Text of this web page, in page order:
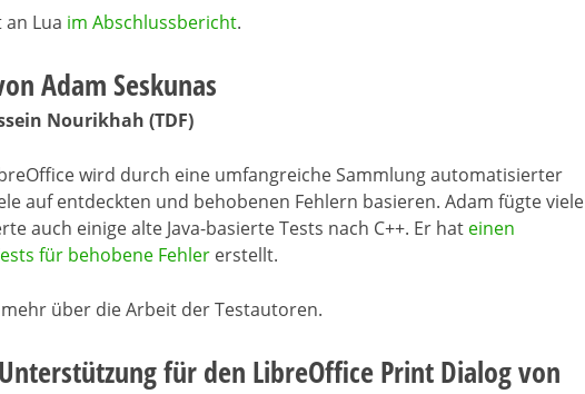
Lua im Abschlussbericht.
Adam Seskunas
Nourikhah (TDF)
wird durch eine umfangreiche Sammlung automatisierter
auf entdeckten und behobenen Fehlern basieren. Adam fügte viele
auch einige alte Java-basierte Tests nach C++. Er hat einen
für behobene Fehler erstellt.
über die Arbeit der Testautoren.
für den LibreOffice Print Dialog von